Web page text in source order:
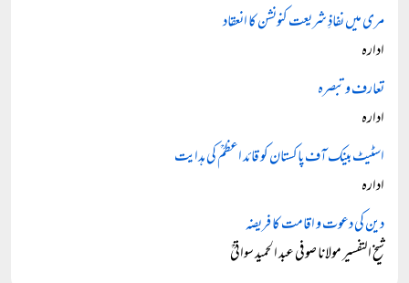
مری میں نفاذِ شریعت کنونشن کا انعقاد
ادارہ
تعارف و تبصرہ
ادارہ
اسٹیٹ بینک آف پاکستان کو قائد اعظمؒ کی ہدایت
ادارہ
دین کی دعوت و اقامت کا فریضہ
شیخ التفسیر مولانا صوفی عبد الحمید سواتیؒ